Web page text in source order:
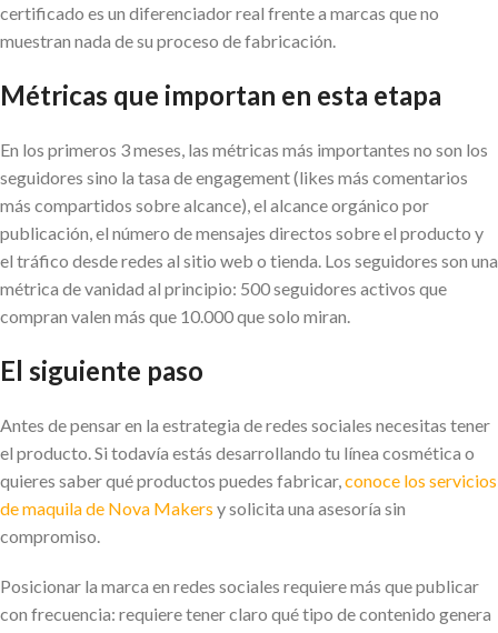
certificado es un diferenciador real frente a marcas que no
muestran nada de su proceso de fabricación.
Métricas que importan en esta etapa
En los primeros 3 meses, las métricas más importantes no son los
seguidores sino la tasa de engagement (likes más comentarios
más compartidos sobre alcance), el alcance orgánico por
publicación, el número de mensajes directos sobre el producto y
el tráfico desde redes al sitio web o tienda. Los seguidores son una
métrica de vanidad al principio: 500 seguidores activos que
compran valen más que 10.000 que solo miran.
El siguiente paso
Antes de pensar en la estrategia de redes sociales necesitas tener
el producto. Si todavía estás desarrollando tu línea cosmética o
quieres saber qué productos puedes fabricar, conoce los servicios
de maquila de Nova Makers y solicita una asesoría sin
compromiso.
Posicionar la marca en redes sociales requiere más que publicar
con frecuencia: requiere tener claro qué tipo de contenido genera